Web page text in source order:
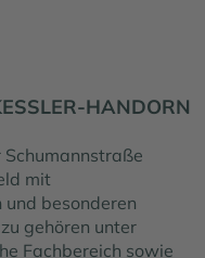
HANDORN
mit
besonderen
gehören unter
Fachbereich sowie